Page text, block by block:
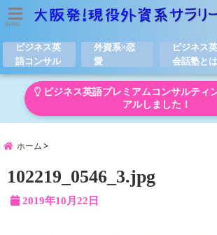
menu
ビジネス英
語コンサル
外資系×恋
愛
ビジネス英
会話塾とは
ビジネス英語プレミアムコンサルティ
アルしました！
ホーム
102219_0546_3.jpg
2019年10月22日